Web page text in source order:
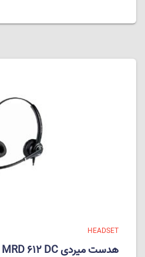
HEADSET
هدست میردی Headset Mairdi MRD 612 DC